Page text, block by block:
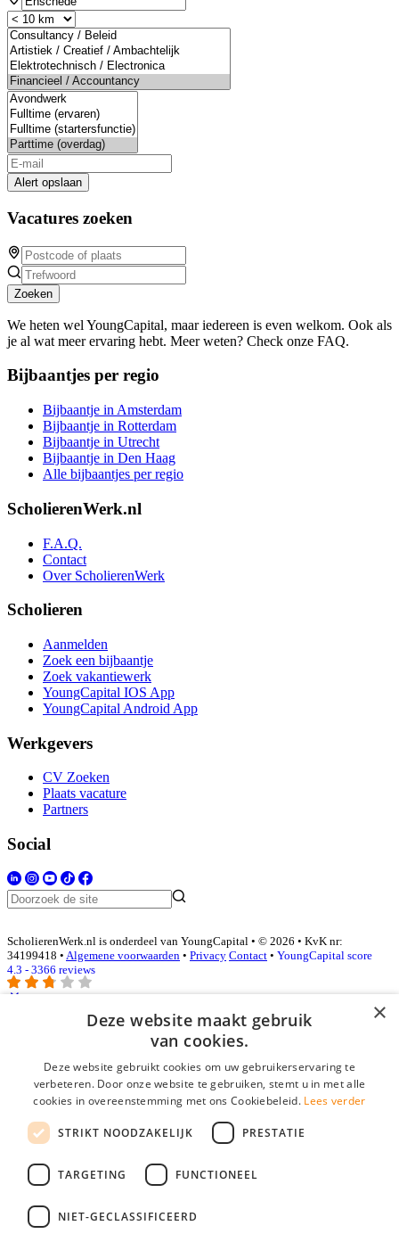
Alert opslaan
Vacatures zoeken
Zoeken
We heten wel YoungCapital, maar iedereen is even welkom. Ook als
je al wat meer ervaring hebt. Meer weten? Check onze FAQ.
Bijbaantjes per regio
Bijbaantje in Amsterdam
Bijbaantje in Rotterdam
Bijbaantje in Utrecht
Bijbaantje in Den Haag
Alle bijbaantjes per regio
ScholierenWerk.nl
F.A.Q.
Contact
Over ScholierenWerk
Scholieren
Aanmelden
Zoek een bijbaantje
Zoek vakantiewerk
YoungCapital IOS App
YoungCapital Android App
Werkgevers
CV Zoeken
Plaats vacature
Partners
Social
ScholierenWerk.nl is onderdeel van YoungCapital • © 2026 • KvK nr:
34199418 • Algemene voorwaarden • Privacy Contact • YoungCapital score
4.3 - 3366 reviews
E-mail*
Wachtwoord
login gegevens onthouden
login
Bedrijf aanmelden
×
Deze website maakt gebruik
van cookies.
Deze website gebruikt cookies om uw gebruikerservaring te
verbeteren. Door onze website te gebruiken, stemt u in met alle
cookies in overeenstemming met ons Cookiebeleid. Lees verder
STRIKT NOODZAKELIJK PRESTATIE
TARGETING FUNCTIONEEL
NIET-GECLASSIFICEERD